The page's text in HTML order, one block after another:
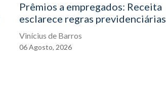
Prêmios a empregados: Receita
esclarece regras previdenciárias
Vinícius de Barros
06Agosto, 2026